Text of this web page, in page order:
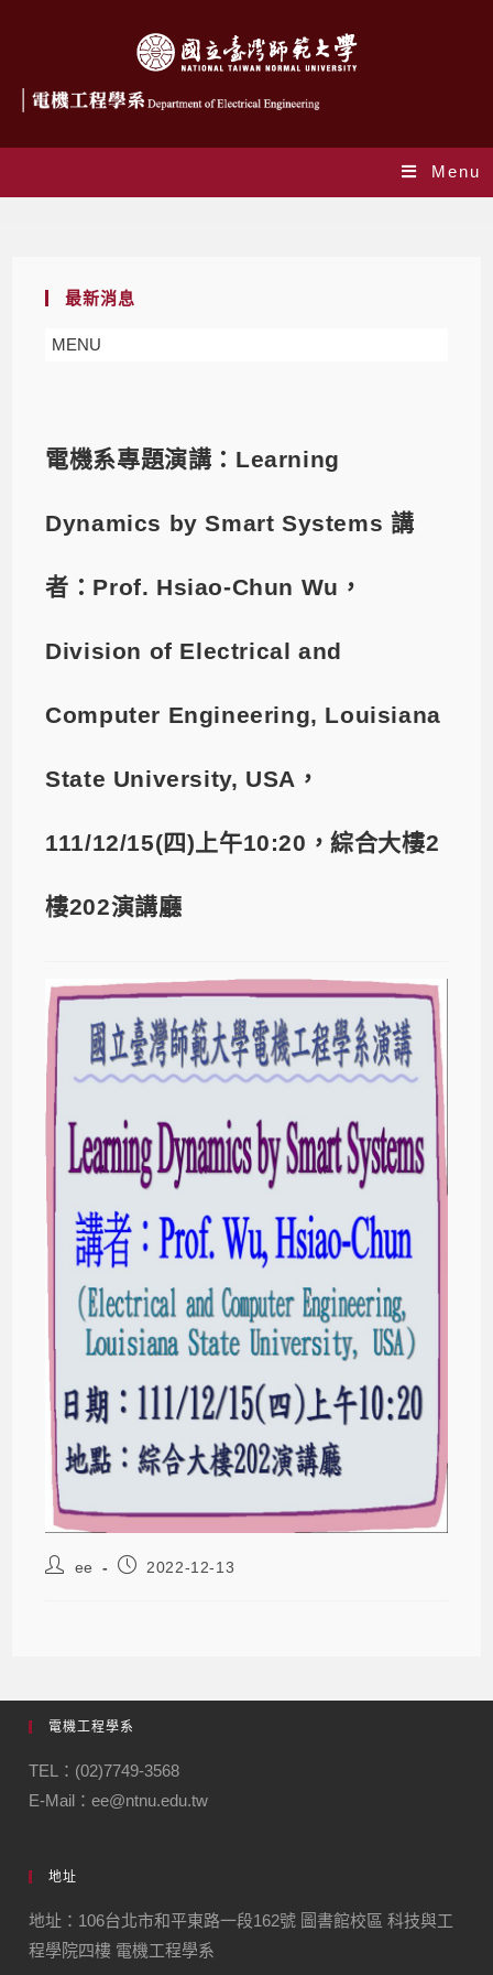
Menu
最新消息
MENU
電機系專題演講：Learning
Dynamics by Smart Systems 講
者：Prof. Hsiao-Chun Wu，
Division of Electrical and
Computer Engineering, Louisiana
State University, USA，
111/12/15(四)上午10:20，綜合大樓2
樓202演講廳
ee 2022-12-13
電機工程學系
TEL：(02)7749-3568
E-Mail：ee@ntnu.edu.tw
地址
地址：106台北市和平東路一段162號 圖書館校區 科技與工
程學院四樓 電機工程學系